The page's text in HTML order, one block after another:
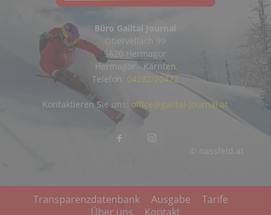
Büro Gailtal Journal
Obervellach 99
9620 Hermagor
Hermagor - Kärnten
Telefon: 04282/20472
© nassfeld.at
Kontaktieren Sie uns: office@gailtal-journal.at
Transparenzdatenbank Ausgabe
Tarife
Über uns
Kontakt